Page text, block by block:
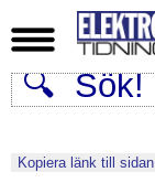
Kopiera länk till sidan